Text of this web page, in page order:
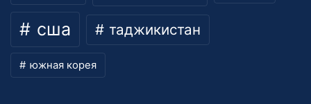
сша таджикистан
южная корея